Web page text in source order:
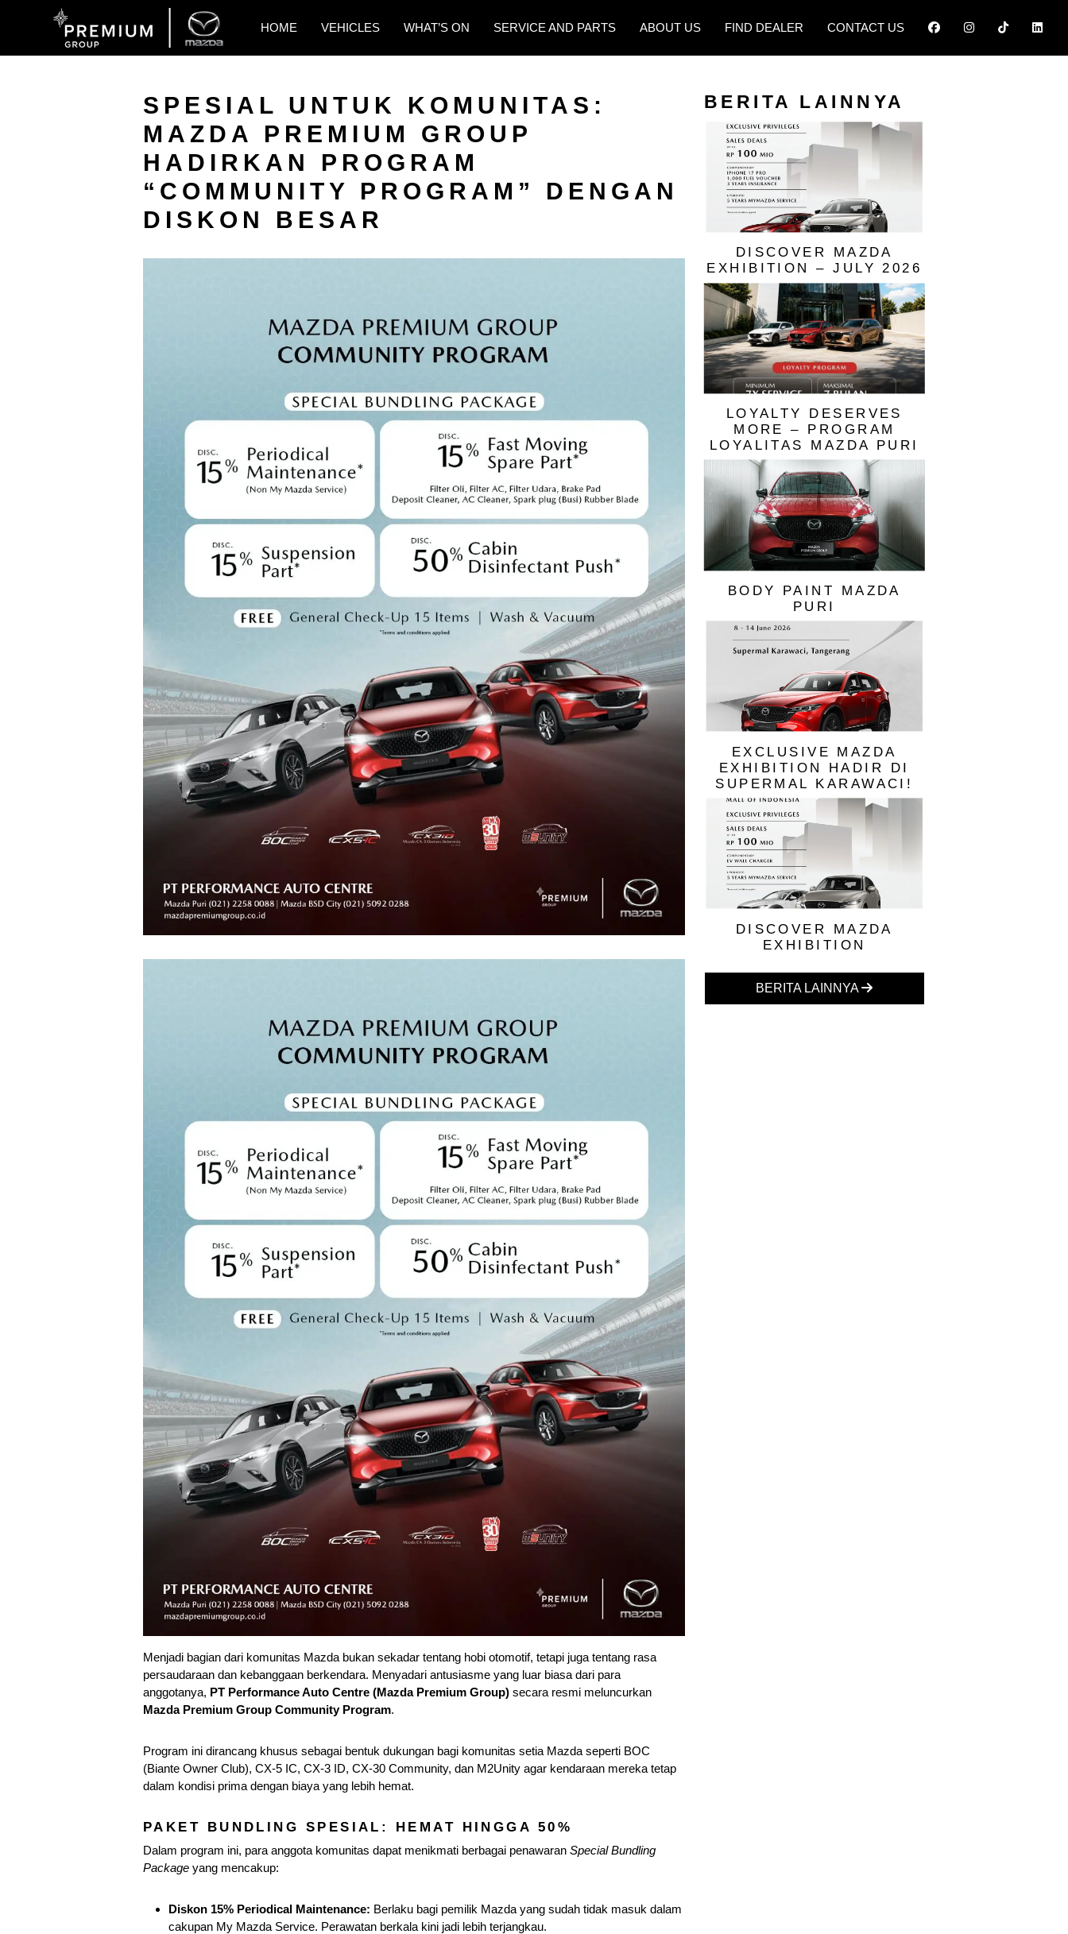
HOME VEHICLES WHAT’S ON SERVICE AND PARTS ABOUT US FIND DEALER CONTACT US
SPESIAL UNTUK KOMUNITAS:
MAZDA PREMIUM GROUP
HADIRKAN PROGRAM
“COMMUNITY PROGRAM” DENGAN
DISKON BESAR
Menjadi bagian dari komunitas Mazda bukan sekadar tentang hobi otomotif, tetapi juga tentang rasa
persaudaraan dan kebanggaan berkendara. Menyadari antusiasme yang luar biasa dari para
anggotanya, PT Performance Auto Centre (Mazda Premium Group) secara resmi meluncurkan
Mazda Premium Group Community Program.
Program ini dirancang khusus sebagai bentuk dukungan bagi komunitas setia Mazda seperti BOC
(Biante Owner Club), CX-5 IC, CX-3 ID, CX-30 Community, dan M2Unity agar kendaraan mereka tetap
dalam kondisi prima dengan biaya yang lebih hemat.
PAKET BUNDLING SPESIAL: HEMAT HINGGA 50%
Dalam program ini, para anggota komunitas dapat menikmati berbagai penawaran Special Bundling
Package yang mencakup:
Diskon 15% Periodical Maintenance: Berlaku bagi pemilik Mazda yang sudah tidak masuk dalam
cakupan My Mazda Service. Perawatan berkala kini jadi lebih terjangkau.
BERITA LAINNYA
DISCOVER MAZDA
EXHIBITION – JULY 2026
LOYALTY DESERVES
MORE – PROGRAM
LOYALITAS MAZDA PURI
BODY PAINT MAZDA
PURI
EXCLUSIVE MAZDA
EXHIBITION HADIR DI
SUPERMAL KARAWACI!
DISCOVER MAZDA
EXHIBITION
BERITA LAINNYA